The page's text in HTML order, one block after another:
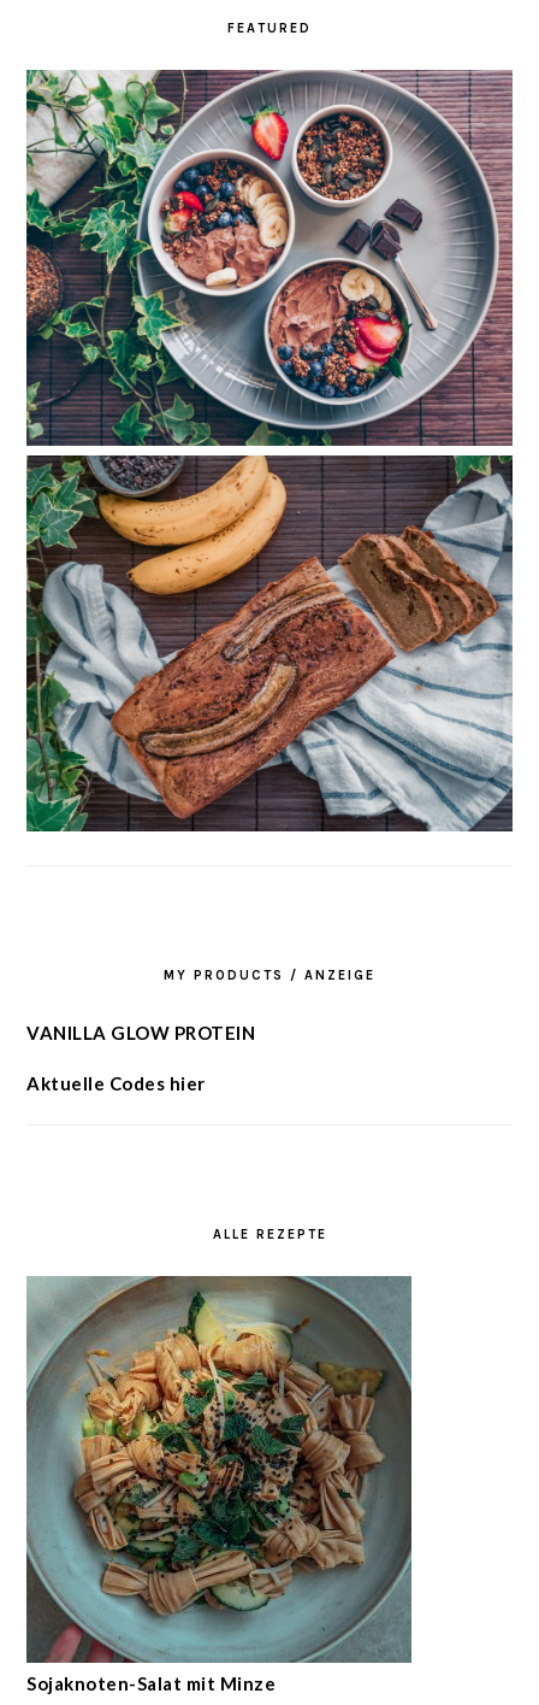
FEATURED
MY PRODUCTS / ANZEIGE
VANILLA GLOW PROTEIN
Aktuelle Codes hier
ALLE REZEPTE
Sojaknoten-Salat mit Minze